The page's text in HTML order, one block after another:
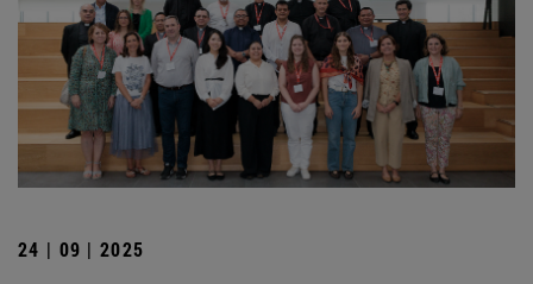
24 | 09 | 2025